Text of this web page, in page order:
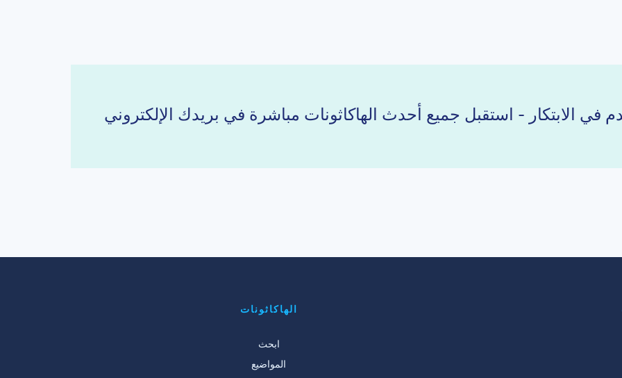
الهاكاثونات
ابحث
المواضيع